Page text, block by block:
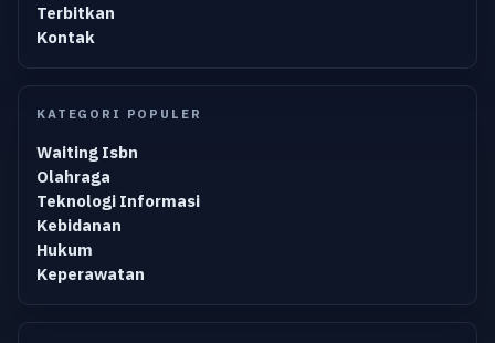
Terbitkan
Kontak
KATEGORI POPULER
Waiting Isbn
Olahraga
Teknologi Informasi
Kebidanan
Hukum
Keperawatan